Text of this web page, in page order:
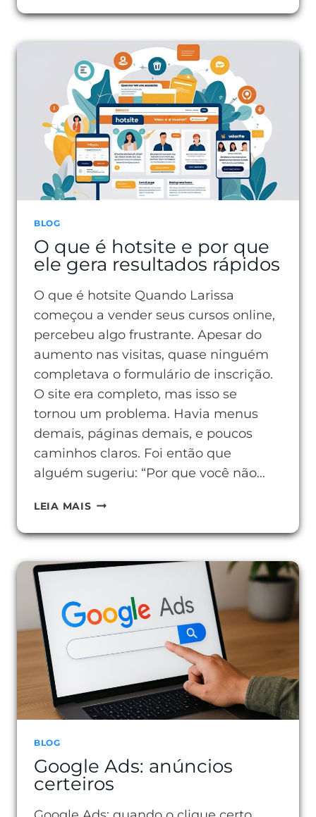
BIO
DO
INSTAGRAM
E
COMO
ELA
DEFINE
SEU
DIGITAL
BLOG
O que é hotsite e por que
ele gera resultados rápidos
O que é hotsite Quando Larissa
começou a vender seus cursos online,
percebeu algo frustrante. Apesar do
aumento nas visitas, quase ninguém
completava o formulário de inscrição.
O site era completo, mas isso se
tornou um problema. Havia menus
demais, páginas demais, e poucos
caminhos claros. Foi então que
alguém sugeriu: “Por que você não…
LEIA MAISO
HOTSITE
POR
QUE
RESULTADOS
RÁPIDOS
BLOG
Google Ads: anúncios
certeiros